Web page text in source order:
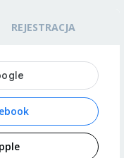
REJESTRACJA